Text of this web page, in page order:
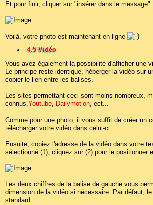
Et pour finir, cliquer sur "insérer dans le message"
Voilà, votre photo est maintenant en ligne
4.5 Vidéo
Vous avez également la possibilité d'afficher une
Le principe reste identique, héberger la vidéo sur
copier le lien entre les balises.
Les sites permettant ceci sont moins nombreux,
connus, Youtube Dailymotion , ect...
Comme pour une photo, il vous suffit de créer un
télécharger votre vidéo dans celui-ci.
Ensuite, copiez l'adresse de la vidéo dans votre
sélectionné (1), cliquez sur (2) pour le positionner
Les deux chiffres de la balise de gauche vous
dimension de la vidéo si nécessaire. Par défaut,
standard.